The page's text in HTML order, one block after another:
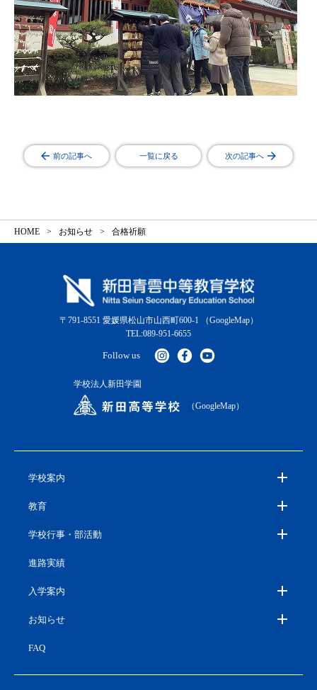
前の記事へ 一覧に戻る 次の記事へ
HOME お知らせ 合格祈願
〒791-8551 愛媛県松山市山西町600-1
（GoogleMap）
TEL:089-951-6655
Follow us
学校法人新田学園
（GoogleMap）
学校案内
教育
学校行事・部活動
進路実績
入学案内
お知らせ
FAQ